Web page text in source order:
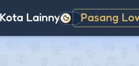
Kota Lainnya Pasang
Gelap